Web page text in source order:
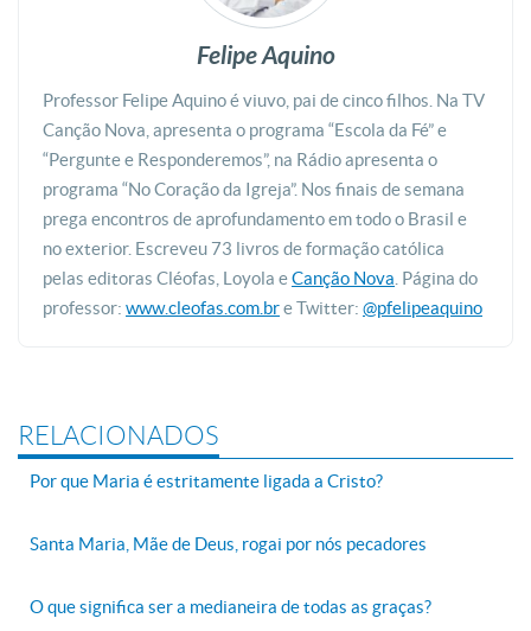
Felipe Aquino
Professor Felipe Aquino é viuvo, pai de cinco filhos. Na TV
Canção Nova, apresenta o programa “Escola da Fé” e
“Pergunte e Responderemos”, na Rádio apresenta o
programa “No Coração da Igreja”. Nos finais de semana
prega encontros de aprofundamento em todo o Brasil e
no exterior. Escreveu 73 livros de formação católica
pelas editoras Cléofas, Loyola eCanção Nova . Página do
professor: www.cleofas.com.bre Twitter: @pfelipeaquino
RELACIONADOS
Por que Maria é estritamente ligada a Cristo?
Santa Maria, Mãe de Deus, rogai por nós pecadores
O que significa ser a medianeira de todas as graças?